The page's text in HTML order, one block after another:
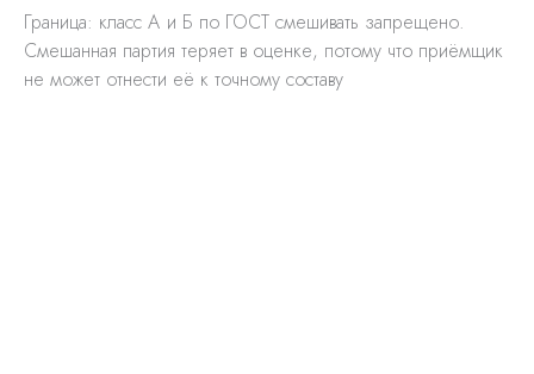
Граница: класс А и Б по ГОСТ смешивать запрещено.
Смешанная партия теряет в оценке, потому что приёмщик
не может отнести её к точному составу